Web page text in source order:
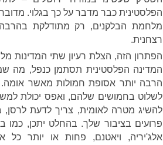
הפלסטינית כבר מדבר על כך בגלוי.
מלחמת הבלקנים, רק מתודלקת בהרבה
רצחנית.
הפתרון הזה, הצלת רעיון שתי המדינות
המדינה הפלסטינית תסתמן כנפל, מה
הרבה יותר אסופת חמולות מאשר
לשלוט בחמושים שלהם, ואפס יכולת
להשיג מטרה לאומית, צריך לדעת לרסן,
פרועים בציבור שלך. בהחלט יתכן,
אלג'יריה, ויאטנם, פחות או יותר